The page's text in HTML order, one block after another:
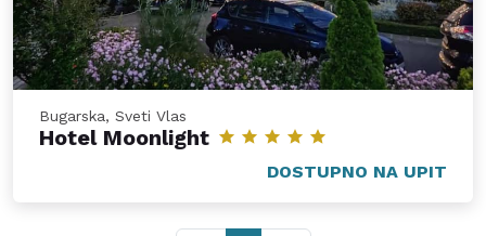
Bugarska, Sveti Vlas
Hotel Moonlight
DOSTUPNO NA UPIT